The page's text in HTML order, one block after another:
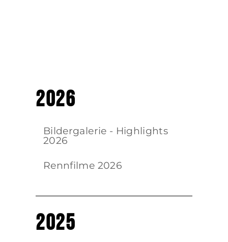
2026
Bildergalerie - Highlights
2026
Rennfilme 2026
2025